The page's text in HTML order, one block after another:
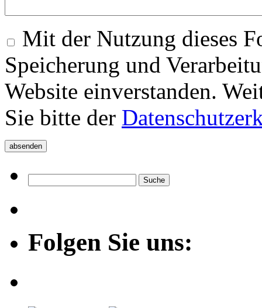
Mit der Nutzung dieses
Speicherung und
Website einverstanden.
Sie bitte der
Folgen Sie uns: